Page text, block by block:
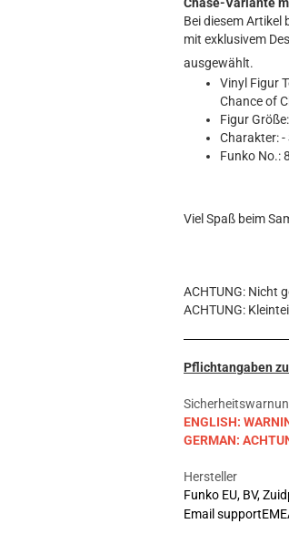
Icon
MARVEL
Movie
Sports
STAR WARS
Bei diesem Artikel
mit exklusivem
ausgewählt.
Vinyl Figur
Chance of
Figur
Charakter: -
Funko No.:
Viel Spaß beim
ACHTUNG: Nicht
ACHTUNG:
Pflichtangaben
ENGLISH:
GERMAN:
Hersteller
Funko EU, BV,
Email